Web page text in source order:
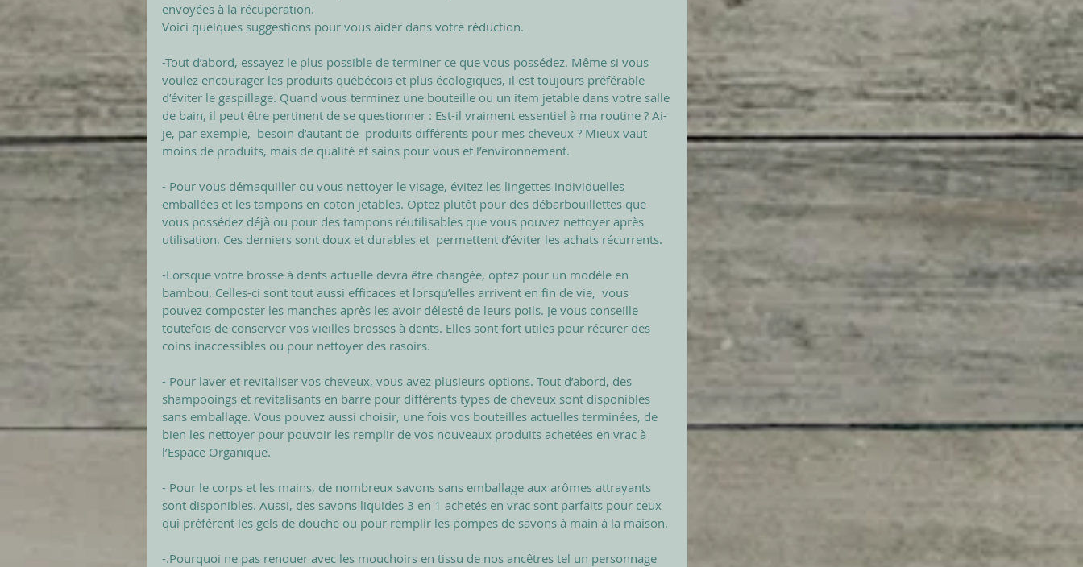
envoyées à la récupération.
Voici quelques suggestions pour vous aider dans votre réduction.
-Tout d’abord, essayez le plus possible de terminer ce que vous possédez. Même si vous
voulez encourager les produits québécois et plus écologiques, il est toujours préférable
d’éviter le gaspillage. Quand vous terminez une bouteille ou un item jetable dans votre salle
de bain, il peut être pertinent de se questionner : Est-il vraiment essentiel à ma routine ? Ai-
je, par exemple,  besoin d’autant de  produits différents pour mes cheveux ? Mieux vaut
moins de produits, mais de qualité et sains pour vous et l’environnement.
- Pour vous démaquiller ou vous nettoyer le visage, évitez les lingettes individuelles
emballées et les tampons en coton jetables. Optez plutôt pour des débarbouillettes que
vous possédez déjà ou pour des tampons réutilisables que vous pouvez nettoyer après
utilisation. Ces derniers sont doux et durables et  permettent d’éviter les achats récurrents.
-Lorsque votre brosse à dents actuelle devra être changée, optez pour un modèle en
bambou. Celles-ci sont tout aussi efficaces et lorsqu’elles arrivent en fin de vie,  vous
pouvez composter les manches après les avoir délesté de leurs poils. Je vous conseille
toutefois de conserver vos vieilles brosses à dents. Elles sont fort utiles pour récurer des
coins inaccessibles ou pour nettoyer des rasoirs.
- Pour laver et revitaliser vos cheveux, vous avez plusieurs options. Tout d’abord, des
shampooings et revitalisants en barre pour différents types de cheveux sont disponibles
sans emballage. Vous pouvez aussi choisir, une fois vos bouteilles actuelles terminées, de
bien les nettoyer pour pouvoir les remplir de vos nouveaux produits achetées en vrac à
l’Espace Organique.
- Pour le corps et les mains, de nombreux savons sans emballage aux arômes attrayants
sont disponibles. Aussi, des savons liquides 3 en 1 achetés en vrac sont parfaits pour ceux
qui préfèrent les gels de douche ou pour remplir les pompes de savons à main à la maison.
-.Pourquoi ne pas renouer avec les mouchoirs en tissu de nos ancêtres tel un personnage